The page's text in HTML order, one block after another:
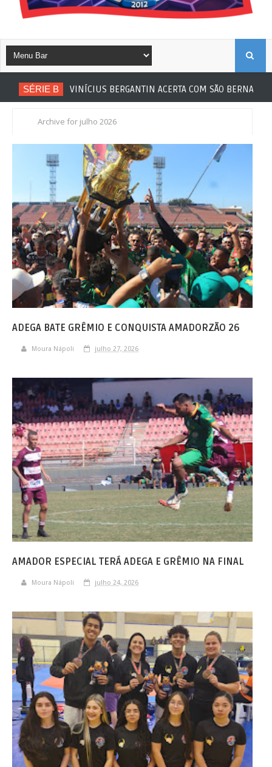
SÉRIE B VINÍCIUS BERGANTIN ACERTA COM SÃO BERNARDO
Archive for julho 2026
ADEGA BATE GRÊMIO E CONQUISTA AMADORZÃO 26
Moura Nápoli julho 27, 2026
AMADOR ESPECIAL TERÁ ADEGA E GRÊMIO NA FINAL
Moura Nápoli julho 24, 2026